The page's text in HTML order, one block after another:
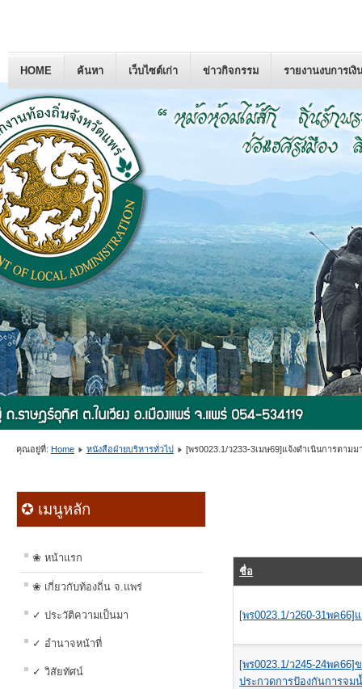
HOME ค้นหา เว็บไซต์เก่า ข่าวกิจกรรม รายงานงบการเงิ
คุณอยู่ที่: Home หนังสือฝ่ายบริหารทั่วไป [พร0023.1/ว233-3เมษ69]แจ้งดำเนินการตาม
✪ เมนูหลัก
❀ หน้าแรก
❀ เกี่ยวกับท้องถิ่น จ.แพร่
✓ ประวัติความเป็นมา
✓ อำนาจหน้าที่
✓ วิสัยทัศน์
ชื่อ
[พร0023.1/ว260-31พค
[พร0023.1/ว245-24พค
ประกวดการป้องกันการจม